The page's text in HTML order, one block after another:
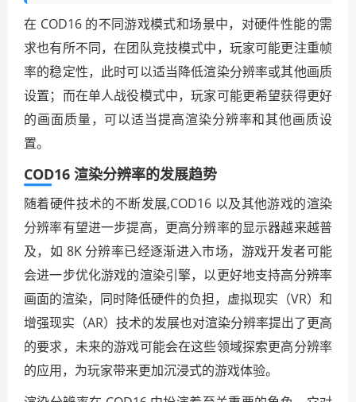
在 COD16 的不同游戏模式和场景中，对硬件性能的需
求也有所不同，在团队竞技模式中，玩家可能更注重帧
率的稳定性，此时可以适当降低渲染分辨率或其他画质
设置；而在单人战役模式中，玩家可能更希望获得更好
的画面质量，可以适当提高渲染分辨率和其他画质设
置。
COD16 渲染分辨率的发展趋势
随着硬件技术的不断发展,COD16 以及其他游戏的渲染
分辨率有望进一步提高，更高分辨率的显示器越来越普
及，如 8K 分辨率已经逐渐进入市场，游戏开发者可能
会进一步优化游戏的渲染引擎，以更好地支持高分辨率
画面的渲染，同时降低硬件的负担，虚拟现实（VR）和
增强现实（AR）技术的发展也对渲染分辨率提出了更高
的要求，未来的游戏可能会在这些领域探索更高分辨率
的应用，为玩家带来更加沉浸式的游戏体验。